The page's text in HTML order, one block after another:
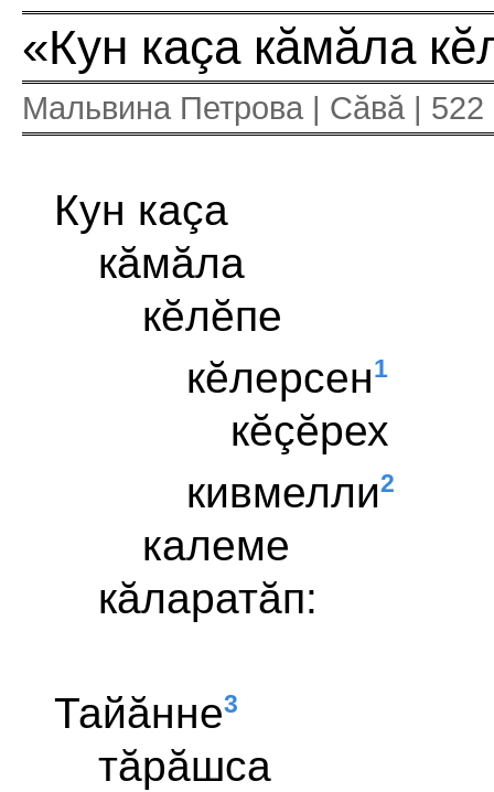
«Кун каçа кăмăла
Мальвина Петрова | Сăвă | 522
Кун каçа
кăмăла
кĕлĕпе
кĕлерсен1
кĕçĕрех
кивмелли2
калеме
кăларатăп:
Тайăнне3
тăрăшса